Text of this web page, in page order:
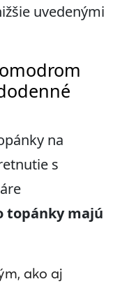
uvedenými
na
s
topánky majú
ako aj